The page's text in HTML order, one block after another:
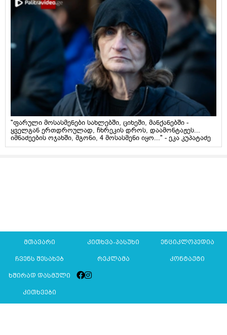
"ფარული მოსასმენები სახლებში, ციხეში, მანქანებში -
ყველგან ერთდროულად, ჩხრეკის დროს, დაამონტაჟეს...
იმნაძეების ოჯახში, მგონი, 4 მოსასმენი იყო..." - ეკა კუპატაძე
მთავარი კითხვა-პასუხი ენციკლოპედია
ჩვენს შესახებ რეკლამა კონტაქტი
ხშირად დასმული
კითხვები